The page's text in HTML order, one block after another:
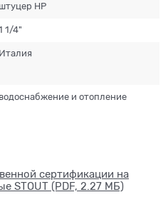
штуцер НР
1/4"
Италия
водоснабжение и отопление
сертификации на
STOUT (PDF, 2.27 МБ)